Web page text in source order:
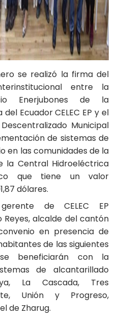
se realizó la firma del
entre la
Enerjubones de la
Ecuador CELEC EP y el
Municipal
de sistemas de
en las comunidades de la
la Central Hidroeléctrica
que tiene un valor
dólares.
de CELEC EP
Reyes, alcalde del cantón
en presencia de
de las siguientes
beneficiarán con la
de alcantarillado
La Cascada, Tres
Unión y Progreso,
de Zharug.